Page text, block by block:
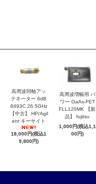
高周波同軸アッ
テネーター 6dB
8493C 26.5GHz
【中古】 HP/Agil
ent キーサイト
18,000円(税込1
9,800円)
高周波増幅用 パ
ワー GaAs-FET
FLL120MK 【新
品】 fujitsu
1,000円(税込1,1
00円)